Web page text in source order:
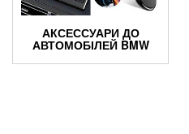
АКСЕССУАРИ ДО
АВТОМОБІЛЕЙ BMW